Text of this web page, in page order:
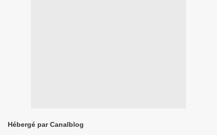
Hébergé par Canalblog